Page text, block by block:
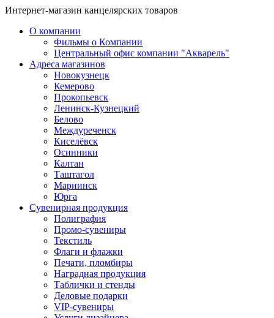
Интернет-магазин канцелярских товаров
О компании
Фильмы о Компании
Центральный офис компании "Акварель"
Адреса магазинов
Новокузнецк
Кемерово
Прокопьевск
Ленинск-Кузнецкий
Белово
Междуреченск
Киселёвск
Осинники
Калтан
Таштагол
Мариинск
Юрга
Сувенирная продукция
Полиграфия
Промо-сувениры
Текстиль
Флаги и флажки
Печати, пломбиры
Наградная продукция
Таблички и стенды
Деловые подарки
VIP-сувениры